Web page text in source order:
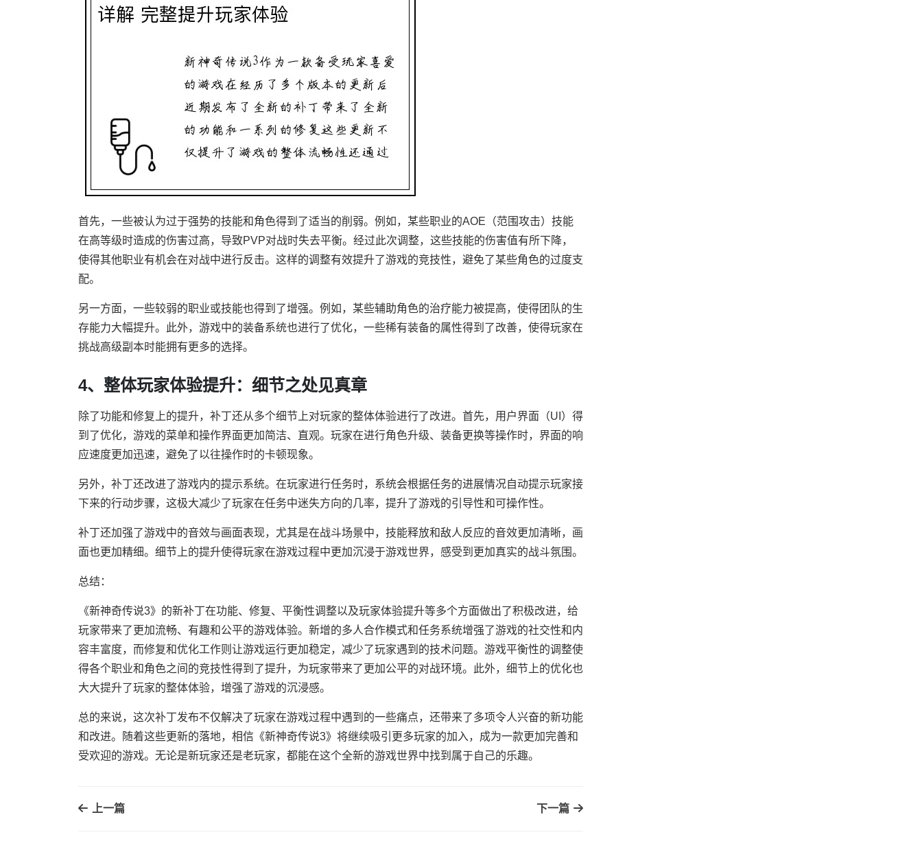
首先，一些被认为过于强势的技能和角色得到了适当的削弱。例如，某些职业的AOE（范围攻击）技能
在高等级时造成的伤害过高，导致PVP对战时失去平衡。经过此次调整，这些技能的伤害值有所下降，
使得其他职业有机会在对战中进行反击。这样的调整有效提升了游戏的竞技性，避免了某些角色的过度支
配。
另一方面，一些较弱的职业或技能也得到了增强。例如，某些辅助角色的治疗能力被提高，使得团队的生
存能力大幅提升。此外，游戏中的装备系统也进行了优化，一些稀有装备的属性得到了改善，使得玩家在
挑战高级副本时能拥有更多的选择。
4、整体玩家体验提升：细节之处见真章
除了功能和修复上的提升，补丁还从多个细节上对玩家的整体体验进行了改进。首先，用户界面（UI）得
到了优化，游戏的菜单和操作界面更加简洁、直观。玩家在进行角色升级、装备更换等操作时，界面的响
应速度更加迅速，避免了以往操作时的卡顿现象。
另外，补丁还改进了游戏内的提示系统。在玩家进行任务时，系统会根据任务的进展情况自动提示玩家接
下来的行动步骤，这极大减少了玩家在任务中迷失方向的几率，提升了游戏的引导性和可操作性。
补丁还加强了游戏中的音效与画面表现，尤其是在战斗场景中，技能释放和敌人反应的音效更加清晰，画
面也更加精细。细节上的提升使得玩家在游戏过程中更加沉浸于游戏世界，感受到更加真实的战斗氛围。
总结：
《新神奇传说3》的新补丁在功能、修复、平衡性调整以及玩家体验提升等多个方面做出了积极改进，给
玩家带来了更加流畅、有趣和公平的游戏体验。新增的多人合作模式和任务系统增强了游戏的社交性和内
容丰富度，而修复和优化工作则让游戏运行更加稳定，减少了玩家遇到的技术问题。游戏平衡性的调整使
得各个职业和角色之间的竞技性得到了提升，为玩家带来了更加公平的对战环境。此外，细节上的优化也
大大提升了玩家的整体体验，增强了游戏的沉浸感。
总的来说，这次补丁发布不仅解决了玩家在游戏过程中遇到的一些痛点，还带来了多项令人兴奋的新功能
和改进。随着这些更新的落地，相信《新神奇传说3》将继续吸引更多玩家的加入，成为一款更加完善和
受欢迎的游戏。无论是新玩家还是老玩家，都能在这个全新的游戏世界中找到属于自己的乐趣。
上一篇 下一篇